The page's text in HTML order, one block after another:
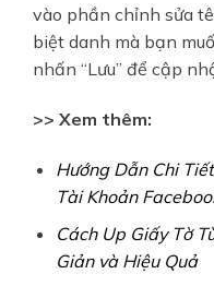
vào phần chỉnh sửa
biệt danh mà bạn
nhấn “Lưu” để cập
>> Xem thêm:
Hướng Dẫn Chi
Tài Khoản
Cách Up Giấy Tờ
Giản và Hiệu Quả